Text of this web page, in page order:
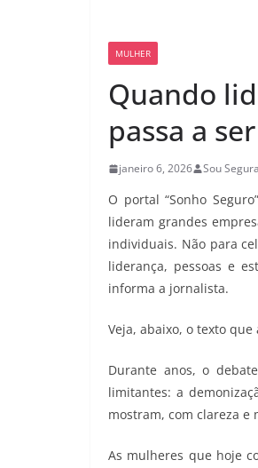
MULHER
Quando
passa a
janeiro 6, 2026 Sou Segura
O portal “Sonho
lideram grandes
individuais. Não para
liderança, pessoas e
informa a jornalista.
Veja, abaixo, o texto
Durante anos, o
limitantes: a
mostram, com clareza e
As mulheres que hoje